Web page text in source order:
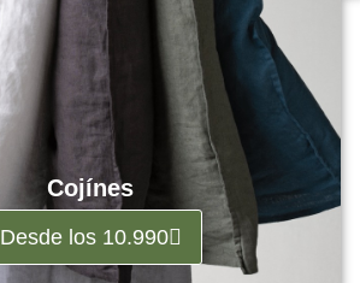
Cojínes
Desde los 10.990